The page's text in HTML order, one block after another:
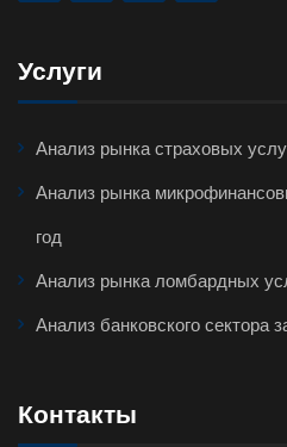
Услуги
Анализ рынка страховых
Анализ рынка
год
Анализ рынка ломбардных
Анализ банковского сектора
Контакты